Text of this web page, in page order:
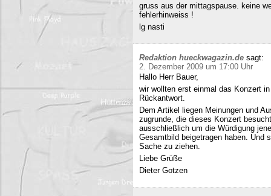
gruss aus der mittagspause. keine
fehlerhinweiss !
lg nasti
Redaktion hueckwagazin.de sagt:
2. Dezember 2009 um 17:00 Uhr
Hallo Herr Bauer,
wir wollten erst einmal das Konzert
Rückantwort.
Dem Artikel liegen Meinungen und
zugrunde, die dieses Konzert
ausschließlich um die Würdigung
Gesamtbild beigetragen haben. Und
Sache zu ziehen.
Liebe Grüße
Dieter Gotzen